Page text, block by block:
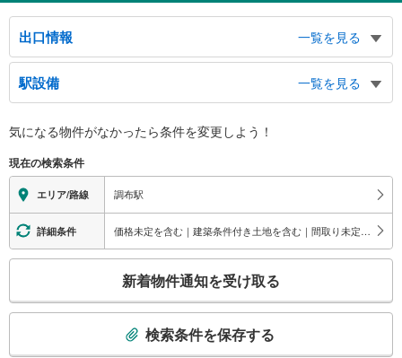
出口情報
一覧を見る
中央口
布田１・２・４丁目方面、小島町１丁目方面、調布市役所、調布市文化会館
（たづくり）、調布市立中央図書館、グリーンホール、調布市教育会館、調布
東山病院、布多天神、電気通信大学、トリエ京王調布Ａ館、バスのりば、タク
シーのりば
東口
布田１・２・４丁目方面、小島町１丁目方面、トリエ京王調布Ａ館、布多天
神、電気通信大学、京王メモリアル調布
広場口
トリエ京王調布Ｂ館・Ｃ館、イオンシネマシアタス調布
駅設備
一覧を見る
※段差なしでの移動経路
地上⇔改札⇔ホーム：○
エレベータ
・上りホーム（Ｂ３Ｆ）⇔下りホーム（Ｂ２Ｆ）⇔中央口・東口改札（Ｂ１
Ｆ）
・中央口改札⇔地上
エスカレータ
・上りホーム（Ｂ３Ｆ）⇔中央口・東口改札（Ｂ１Ｆ）（直通）
・上りホーム（Ｂ３Ｆ）⇔下りホーム（Ｂ２Ｆ）
・下りホーム（Ｂ２Ｆ）⇔中央口・東口改札（Ｂ１Ｆ）
・東口改札⇔地上
気になる物件がなかったら条件を変更しよう！
現在の検索条件
エリア/路線 調布駅
詳細条件 価格未定を含む｜建築条件付き土地を含む｜間取り未定を含む｜ウォークインクローゼット
検
新着物件通知を受け取る
検索条件を保存する